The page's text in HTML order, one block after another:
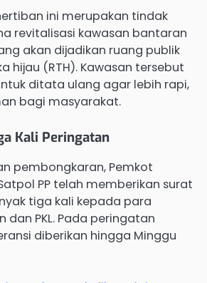
ini merupakan tindak
revitalisasi kawasan bantaran
akan dijadikan ruang publik
hijau (RTH). Kawasan tersebut
ditata ulang agar lebih rapi,
bagi masyarakat.
Kali Peringatan
pembongkaran, Pemkot
PP telah memberikan surat
tiga kali kepada para
dan PKL. Pada peringatan
diberikan hingga Minggu